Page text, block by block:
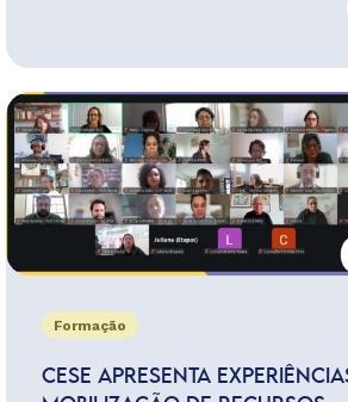
Formação
CESE APRESENTA